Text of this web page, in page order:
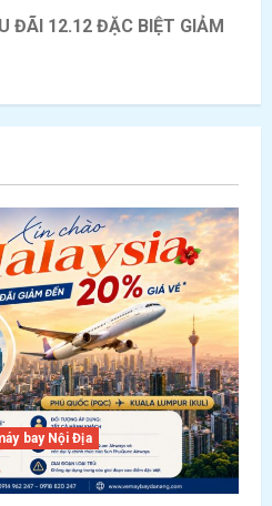
ĐÃI 12.12 ĐẶC BIỆT GIẢM
bay Nội Địa